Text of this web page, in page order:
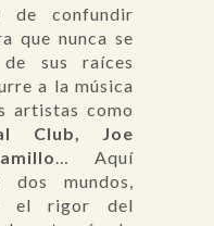
confundir
que nunca se
de sus raíces
a la música
artistas como
Club, Joe
… Aquí
mundos,
el rigor del